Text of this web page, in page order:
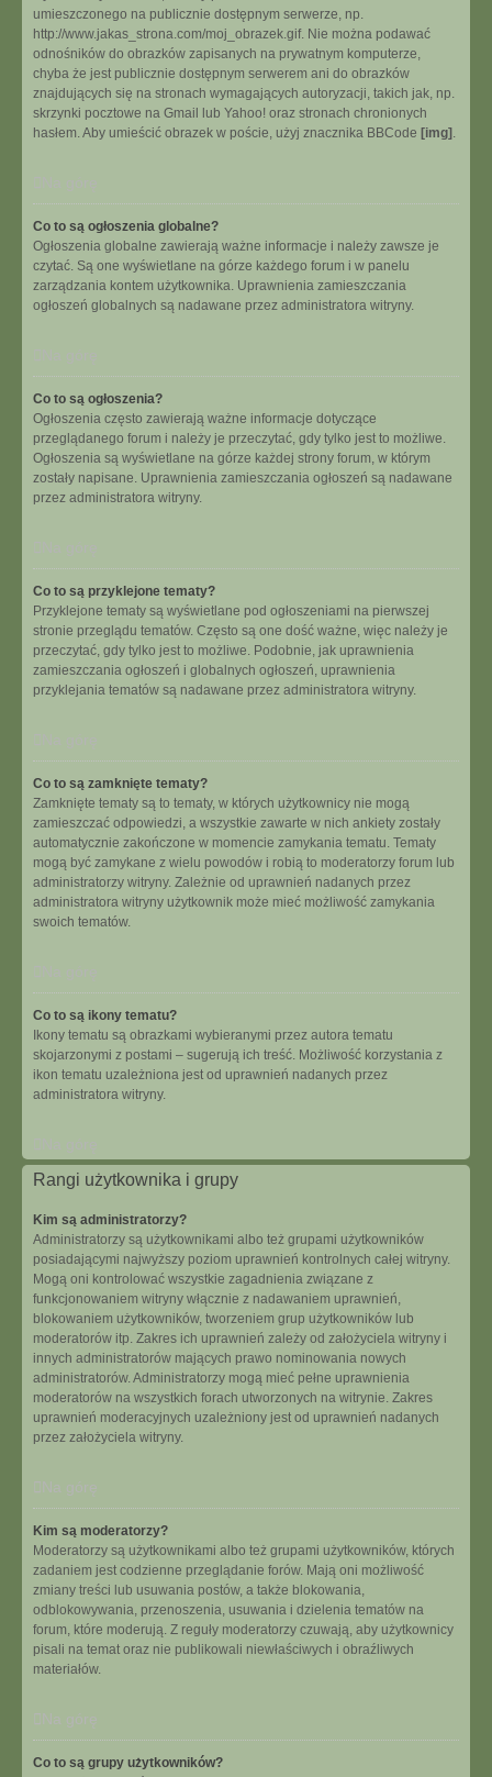
umieszczonego na publicznie dostępnym serwerze, np.
http://www.jakas_strona.com/moj_obrazek.gif. Nie można podawać
odnośników do obrazków zapisanych na prywatnym komputerze,
chyba że jest publicznie dostępnym serwerem ani do obrazków
znajdujących się na stronach wymagających autoryzacji, takich jak, np.
skrzynki pocztowe na Gmail lub Yahoo! oraz stronach chronionych
hasłem. Aby umieścić obrazek w poście, użyj znacznika BBCode [img] .
Co to są ogłoszenia globalne?
Ogłoszenia globalne zawierają ważne informacje i należy zawsze je
czytać. Są one wyświetlane na górze każdego forum i w panelu
zarządzania kontem użytkownika. Uprawnienia zamieszczania
ogłoszeń globalnych są nadawane przez administratora witryny.
Co to są ogłoszenia?
Ogłoszenia często zawierają ważne informacje dotyczące
przeglądanego forum i należy je przeczytać, gdy tylko jest to możliwe.
Ogłoszenia są wyświetlane na górze każdej strony forum, w którym
zostały napisane. Uprawnienia zamieszczania ogłoszeń są nadawane
przez administratora witryny.
Co to są przyklejone tematy?
Przyklejone tematy są wyświetlane pod ogłoszeniami na pierwszej
stronie przeglądu tematów. Często są one dość ważne, więc należy je
przeczytać, gdy tylko jest to możliwe. Podobnie, jak uprawnienia
zamieszczania ogłoszeń i globalnych ogłoszeń, uprawnienia
przyklejania tematów są nadawane przez administratora witryny.
Co to są zamknięte tematy?
Zamknięte tematy są to tematy, w których użytkownicy nie mogą
zamieszczać odpowiedzi, a wszystkie zawarte w nich ankiety zostały
automatycznie zakończone w momencie zamykania tematu. Tematy
mogą być zamykane z wielu powodów i robią to moderatorzy forum lub
administratorzy witryny. Zależnie od uprawnień nadanych przez
administratora witryny użytkownik może mieć możliwość zamykania
swoich tematów.
Co to są ikony tematu?
Ikony tematu są obrazkami wybieranymi przez autora tematu
skojarzonymi z postami – sugerują ich treść. Możliwość korzystania z
ikon tematu uzależniona jest od uprawnień nadanych przez
administratora witryny.
Rangi użytkownika i grupy
Kim są administratorzy?
Administratorzy są użytkownikami albo też grupami użytkowników
posiadającymi najwyższy poziom uprawnień kontrolnych całej witryny.
Mogą oni kontrolować wszystkie zagadnienia związane z
funkcjonowaniem witryny włącznie z nadawaniem uprawnień,
blokowaniem użytkowników, tworzeniem grup użytkowników lub
moderatorów itp. Zakres ich uprawnień zależy od założyciela witryny i
innych administratorów mających prawo nominowania nowych
administratorów. Administratorzy mogą mieć pełne uprawnienia
moderatorów na wszystkich forach utworzonych na witrynie. Zakres
uprawnień moderacyjnych uzależniony jest od uprawnień nadanych
przez założyciela witryny.
Na górę
Kim są moderatorzy?
Moderatorzy są użytkownikami albo też grupami użytkowników, których
zadaniem jest codzienne przeglądanie forów. Mają oni możliwość
zmiany treści lub usuwania postów, a także blokowania,
odblokowywania, przenoszenia, usuwania i dzielenia tematów na
forum, które moderują. Z reguły moderatorzy czuwają, aby użytkownicy
pisali na temat oraz nie publikowali niewłaściwych i obraźliwych
materiałów.
Na górę
Co to są grupy użytkowników?